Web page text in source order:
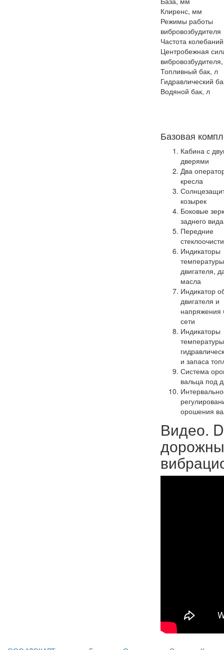
Клиренс, мм
Режимы работы
вибровозбудителя
Частота
Центробежная
Топливный бак, л
Гидравлический
Водяной бак, л
Базовая
Кабина с
дверями
Два
кресла
козырек
Боковые
заднего вида
Передние
Индикаторы
температуры
двигателя,
масла
Индикатор
двигателя и
напряжения
сети
Индикаторы
и запаса
Система
вальца под
орошения
Видео.